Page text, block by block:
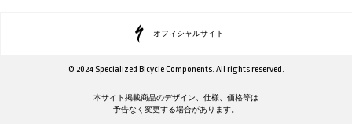
オフィシャルサイト
© 2024 Specialized Bicycle Components. All rights reserved.
本サイト掲載商品のデザイン、仕様、価格等は
予告なく変更する場合があります。